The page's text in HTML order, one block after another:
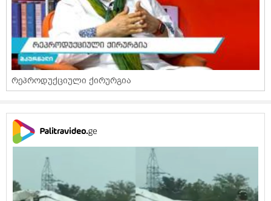
რეპროდუქციული ქირურგია